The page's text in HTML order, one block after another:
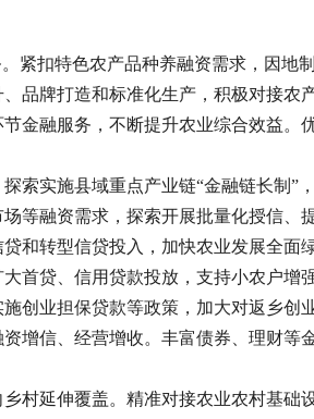
。紧扣特色农产品种养融资需求，因
品牌打造和标准化生产，积极对接
金融服务，不断提升农业综合效益
探索实施县域重点产业链“金融链长制
等融资需求，探索开展批量化授信
和转型信贷投入，加快农业发展全面
大首贷、信用贷款投放，支持小农户
创业担保贷款等政策，加大对返乡
增信、经营增收。丰富债券、理财等
乡村延伸覆盖。精准对接农业农村基